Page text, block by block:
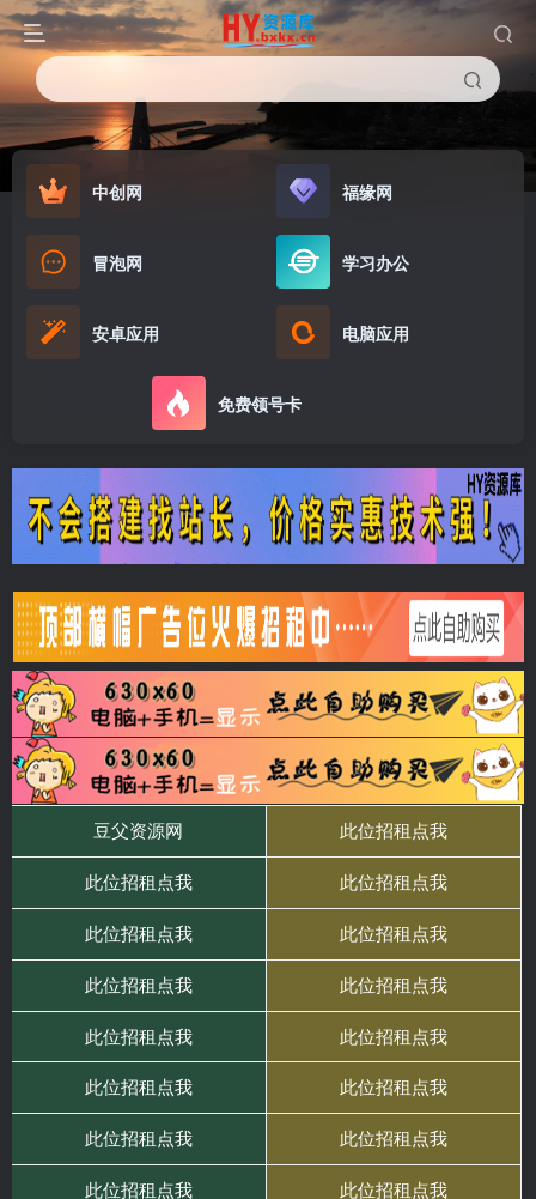
中创网 福缘网
冒泡网 学习办公
安卓应用 电脑应用
免费领号卡